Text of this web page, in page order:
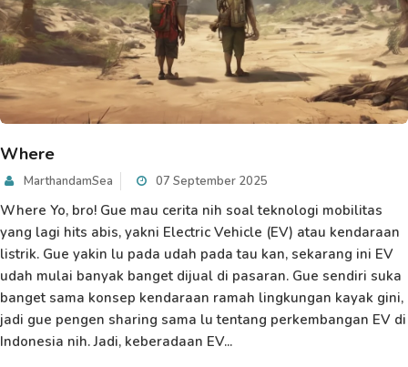
Where
MarthandamSea 07 September 2025
Where Yo, bro! Gue mau cerita nih soal teknologi mobilitas
yang lagi hits abis, yakni Electric Vehicle (EV) atau kendaraan
listrik. Gue yakin lu pada udah pada tau kan, sekarang ini EV
udah mulai banyak banget dijual di pasaran. Gue sendiri suka
banget sama konsep kendaraan ramah lingkungan kayak gini,
jadi gue pengen sharing sama lu tentang perkembangan EV di
Indonesia nih. Jadi, keberadaan EV...